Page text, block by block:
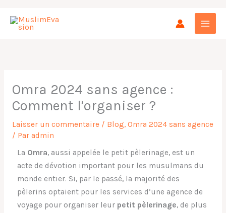
Aller
Omra 2024 sans agence :
Comment l’organiser ?
Laisser un commentaire / Blog, Omra 2024 sans agence
/ Par admin
La Omra, aussi appelée le petit pèlerinage, est un
acte de dévotion important pour les musulmans du
monde entier. Si, par le passé, la majorité des
pèlerins optaient pour les services d’une agence de
voyage pour organiser leur petit pèlerinage, de plus